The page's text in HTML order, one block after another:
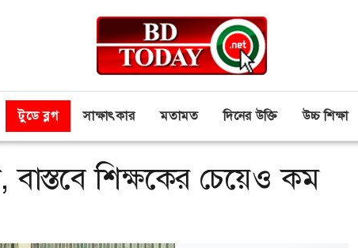
টুডে ব্লগ সাক্ষাৎকার মতামত দিনের উক্তি উচ্চ শিক্ষা
শিক্ষকের চেয়েও কম